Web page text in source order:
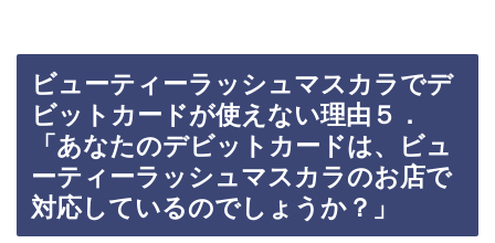
ビューティーラッシュマスカラでデ
ビットカードが使えない理由５．
「あなたのデビットカードは、ビュ
ーティーラッシュマスカラのお店で
対応しているのでしょうか？」